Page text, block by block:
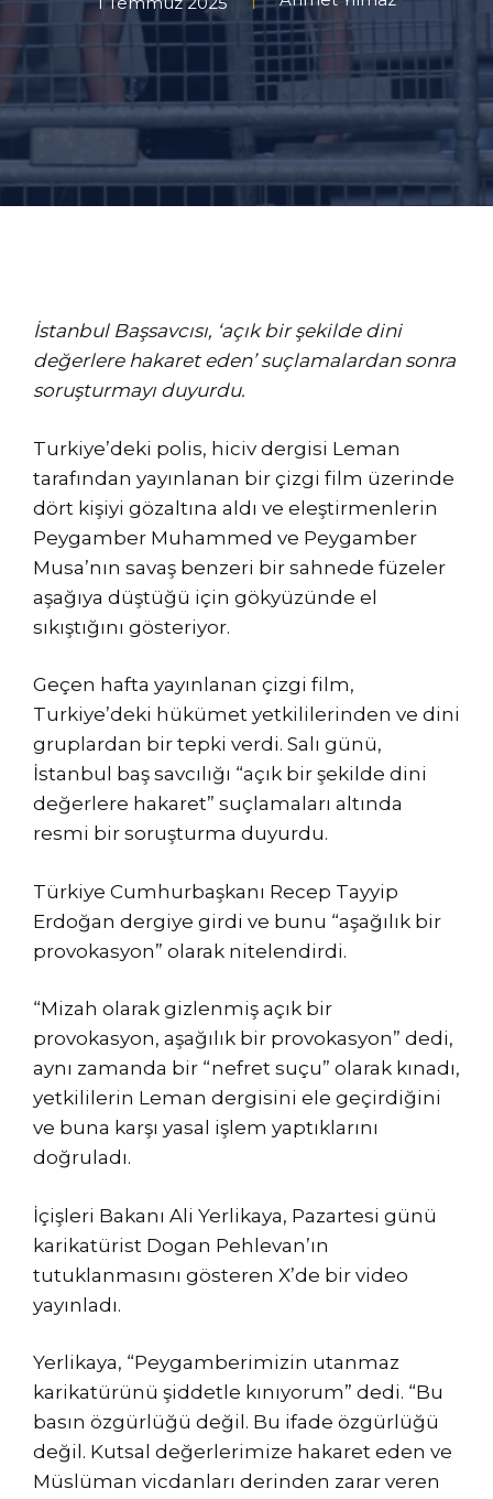
İstanbul Başsavcısı, ‘açık bir şekilde dini
değerlere hakaret eden’ suçlamalardan sonra
soruşturmayı duyurdu.
Turkiye’deki polis, hiciv dergisi Leman
tarafından yayınlanan bir çizgi film üzerinde
dört kişiyi gözaltına aldı ve eleştirmenlerin
Peygamber Muhammed ve Peygamber
Musa’nın savaş benzeri bir sahnede füzeler
aşağıya düştüğü için gökyüzünde el
sıkıştığını gösteriyor.
Geçen hafta yayınlanan çizgi film,
Turkiye’deki hükümet yetkililerinden ve dini
gruplardan bir tepki verdi. Salı günü,
İstanbul baş savcılığı “açık bir şekilde dini
değerlere hakaret” suçlamaları altında
resmi bir soruşturma duyurdu.
Türkiye Cumhurbaşkanı Recep Tayyip
Erdoğan dergiye girdi ve bunu “aşağılık bir
provokasyon” olarak nitelendirdi.
“Mizah olarak gizlenmiş açık bir
provokasyon, aşağılık bir provokasyon” dedi,
aynı zamanda bir “nefret suçu” olarak kınadı,
yetkililerin Leman dergisini ele geçirdiğini
ve buna karşı yasal işlem yaptıklarını
doğruladı.
İçişleri Bakanı Ali Yerlikaya, Pazartesi günü
karikatürist Dogan Pehlevan’ın
tutuklanmasını gösteren X’de bir video
yayınladı.
Yerlikaya, “Peygamberimizin utanmaz
karikatürünü şiddetle kınıyorum” dedi. “Bu
basın özgürlüğü değil. Bu ifade özgürlüğü
değil. Kutsal değerlerimize hakaret eden ve
Müslüman vicdanları derinden zarar veren